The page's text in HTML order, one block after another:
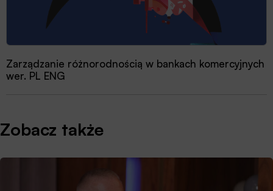
Zarządzanie różnorodnością w bankach komercyjnych
wer. PL ENG
Zobacz także